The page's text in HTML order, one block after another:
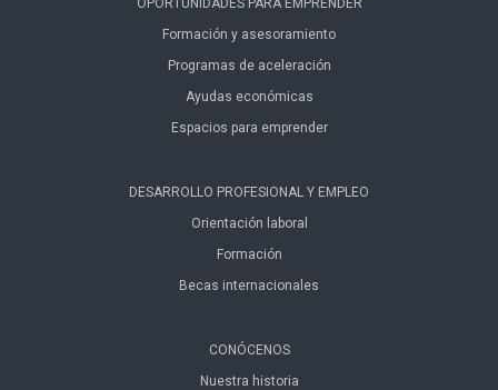
Formación y asesoramiento
Programas de aceleración
Ayudas económicas
Espacios para emprender
DESARROLLO PROFESIONAL Y EMPLEO
Orientación laboral
Formación
Becas internacionales
CONÓCENOS
Nuestra historia